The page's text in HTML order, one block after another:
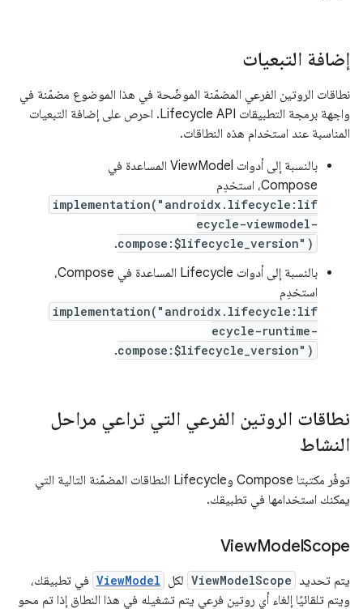
إضافة التبعيات
نطاقات الروتين الفرعي المضمّنة الموضّحة في هذا الموضوع مضمّنة في
واجهة برمجة التطبيقات Lifecycle API. احرص على إضافة التبعيات
المناسبة عند استخدام هذه النطاقات.
بالنسبة إلى أدوات ViewModel المساعدة في
Compose، استخدِم
implementation("androidx.lifecycle:lif
ecycle-viewmodel-
compose:$lifecycle_version")
.
بالنسبة إلى أدوات Lifecycle المساعدة في Compose،
استخدِم
implementation("androidx.lifecycle:lif
ecycle-runtime-
compose:$lifecycle_version")
.
نطاقات الروتين الفرعي التي تراعي مراحل
النشاط
توفّر مكتبتا Compose وLifecycle النطاقات المضمّنة التالية التي
يمكنك استخدامها في تطبيقك.
ViewModelScope
يتم تحديد ViewModelScope لكل ViewModel في تطبيقك،
ويتم تلقائيًا إلغاء أي روتين فرعي يتم تشغيله في هذا النطاق إذا تم محو